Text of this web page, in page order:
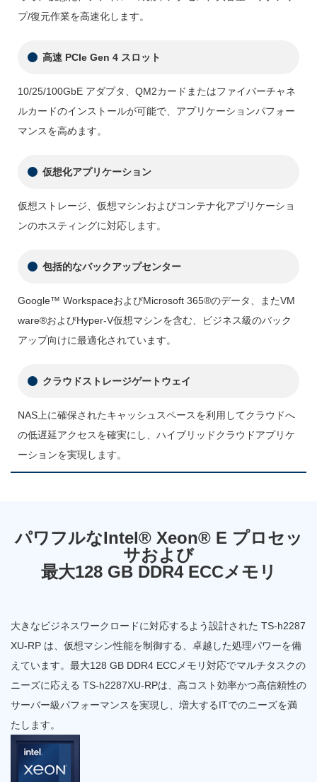
プ/復元作業を高速化します。
高速 PCIe Gen 4 スロット
10/25/100GbE アダプタ、QM2カードまたはファイバーチャネ
ルカードのインストールが可能で、アプリケーションパフォー
マンスを高めます。
仮想化アプリケーション
仮想ストレージ、仮想マシンおよびコンテナ化アプリケーショ
ンのホスティングに対応します。
包括的なバックアップセンター
Google™ WorkspaceおよびMicrosoft 365®のデータ、またVM
ware®およびHyper-V仮想マシンを含む、ビジネス級のバック
アップ向けに最適化されています。
クラウドストレージゲートウェイ
NAS上に確保されたキャッシュスペースを利用してクラウドへ
の低遅延アクセスを確実にし、ハイブリッドクラウドアプリケ
ーションを実現します。
パワフルなIntel® Xeon® E プロセッ
サおよび
最大128 GB DDR4 ECCメモリ
大きなビジネスワークロードに対応するよう設計された TS-h2287
XU-RP は、仮想マシン性能を制御する、卓越した処理パワーを備
えています。最大128 GB DDR4 ECCメモリ対応でマルチタスクの
ニーズに応える TS-h2287XU-RPは、高コスト効率かつ高信頼性の
サーバー級パフォーマンスを実現し、増大するITでのニーズを満
たします。